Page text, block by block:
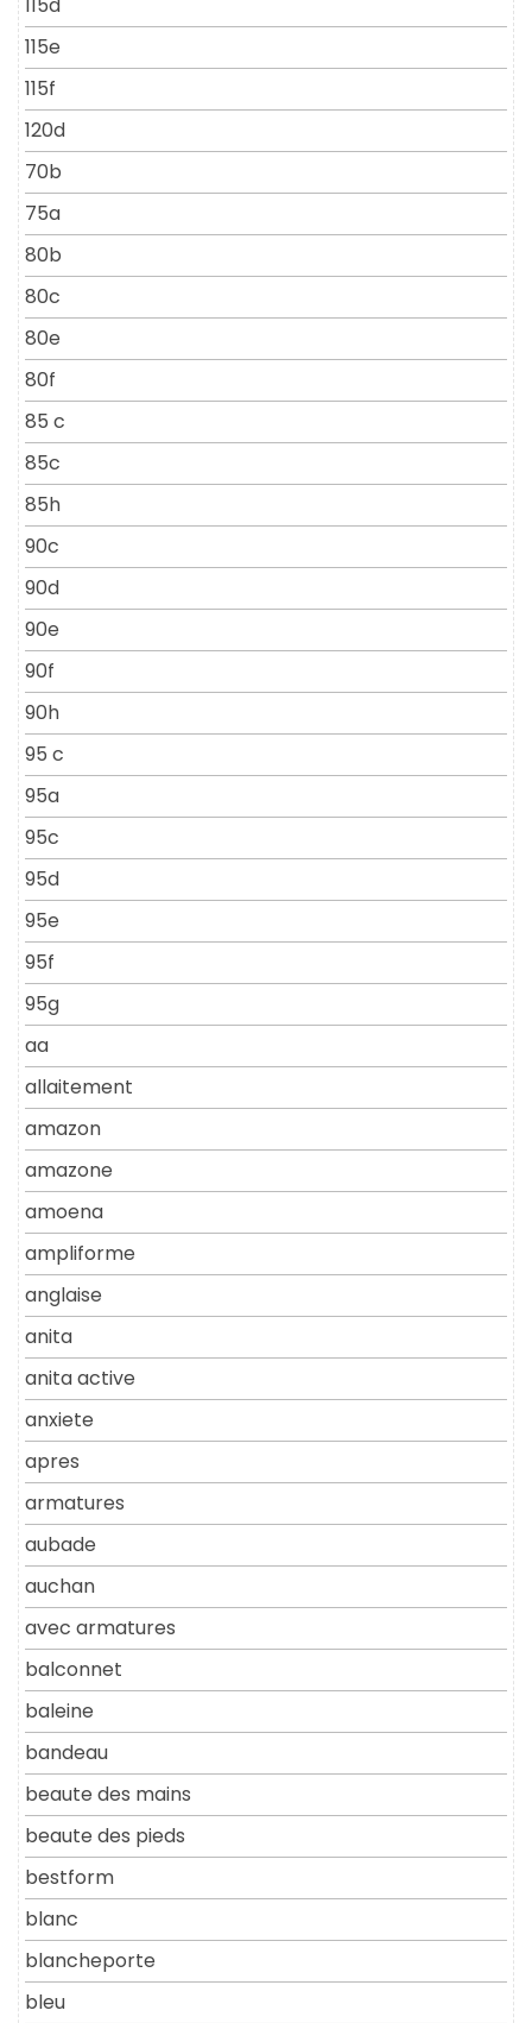
115e
115f
120d
70b
75a
80b
80c
80e
80f
85 c
85c
85h
90c
90d
90e
90f
90h
95 c
95a
95c
95d
95e
95f
95g
aa
allaitement
amazon
amazone
amoena
ampliforme
anglaise
anita
anita active
anxiete
apres
armatures
aubade
auchan
avec armatures
balconnet
baleine
bandeau
beaute des mains
beaute des pieds
bestform
blanc
blancheporte
bleu